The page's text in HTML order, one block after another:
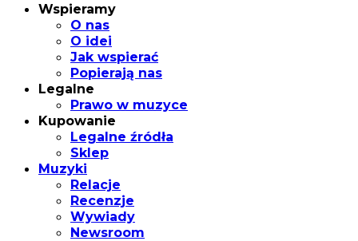
Wspieramy
O nas
O idei
Jak wspierać
Popierają nas
Legalne
Prawo w muzyce
Kupowanie
Legalne źródła
Sklep
Muzyki
Relacje
Recenzje
Wywiady
Newsroom